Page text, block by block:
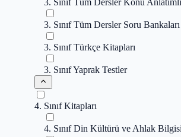
3. Sınıf Tüm Dersler Konu
3. Sınıf Tüm Dersler Soru Bankaları
3. Sınıf Türkçe Kitapları
3. Sınıf Yaprak Testler
4. Sınıf Kitapları
4. Sınıf Din Kültürü ve Ahlak